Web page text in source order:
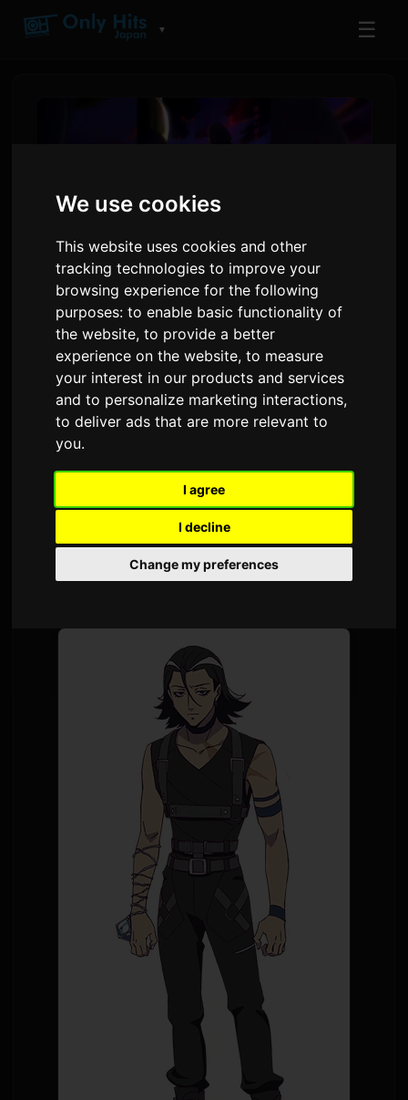
We use cookies
This website uses cookies and other
tracking technologies to improve your
browsing experience for the following
purposes:to enable basic functionality of
the website,to provide a better
experience on the website,to measure
your interest in our products and services
and to personalize marketing interactions,
to deliver ads that are more relevant to
you.
I agree
I decline
Change my preferences
▼ ☰
Digimon Beatbreak เริ่มต้น
ส่วนเนื้อหาใหม่ 'Kyo-hen' วันที่
12 กรกฎาคมนี้
AfSam 7 júlí 2026
Þýtt frá ensku
อนิเมะโทรทัศน์Digimon Beatbreakจะเริ่มส่วน
เนื้อหาใหม่ที่มีชื่อว่า 'Kyo-hen' ในวันที่ 12 กรกฎาคม
พร้อมกับการเปิดเผยคีย์วิชวลและรายละเอียดตัว